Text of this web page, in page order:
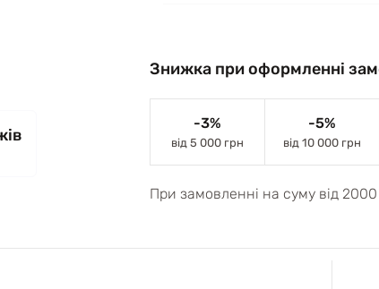
Знижка при оформленні
-3%
від 5 000 грн
-5%
від 10 000 грн
При замовленні на суму від